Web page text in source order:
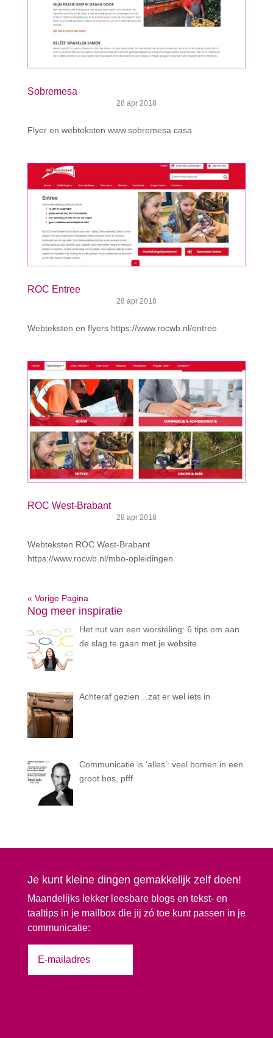
Sobremesa
28 apr 2018
Flyer en webteksten www.sobremesa.casa
ROC Entree
28 apr 2018
Webteksten en flyers https://www.rocwb.nl/entree
ROC West-Brabant
28 apr 2018
Webteksten ROC West-Brabant
https://www.rocwb.nl/mbo-opleidingen
« Vorige Pagina
Nog meer inspiratie
Het nut van een worsteling: 6 tips om aan
de slag te gaan met je website
Achteraf gezien…zat er wel iets in
Communicatie is ‘alles’: veel bomen in een
groot bos, pfff
Je kunt kleine dingen gemakkelijk zelf doen!
Maandelijks lekker leesbare blogs en tekst- en
taaltips in je mailbox die jij zó toe kunt passen in je
communicatie: